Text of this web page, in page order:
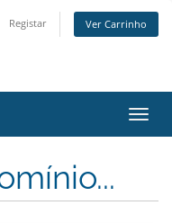
Registar Ver Carrinho